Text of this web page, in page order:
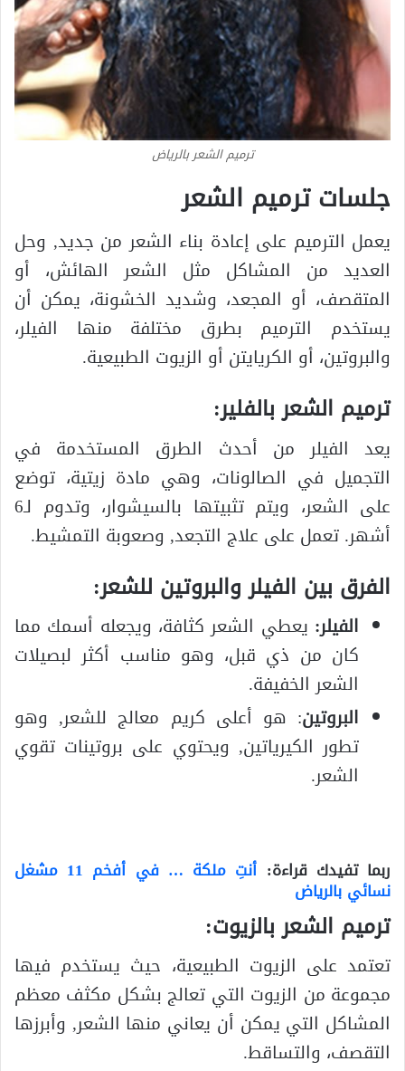
ترميم الشعر بالرياض
جلسات ترميم الشعر
يعمل الترميم على إعادة بناء الشعر من جديد, وحل
العديد من المشاكل مثل الشعر الهائش، أو
المتقصف، أو المجعد، وشديد الخشونة، يمكن أن
يستخدم الترميم بطرق مختلفة منها الفيلر،
والبروتين، أو الكريايتن أو الزيوت الطبيعية.
ترميم الشعر بالفلير:
يعد الفيلر من أحدث الطرق المستخدمة في
التجميل في الصالونات، وهي مادة زيتية، توضع
على الشعر، ويتم تثبيتها بالسيشوار، وتدوم لـ6
أشهر. تعمل على علاج التجعد, وصعوبة التمشيط.
الفرق بين الفيلر والبروتين للشعر:
الفيلر: يعطي الشعر كثافة، ويجعله أسمك مما
كان من ذي قبل، وهو مناسب أكثر لبصيلات
الشعر الخفيفة.
البروتين: هو أعلى كريم معالج للشعر, وهو
تطور الكيرياتين, ويحتوي على بروتينات تقوي
الشعر.
ربما تفيدك قراءة: أنتِ ملكة … في أفخم 11 مشغل
نسائي بالرياض
ترميم الشعر بالزيوت:
تعتمد على الزيوت الطبيعية، حيث يستخدم فيها
مجموعة من الزيوت التي تعالج بشكل مكثف معظم
المشاكل التي يمكن أن يعاني منها الشعر, وأبرزها
التقصف، والتساقط.